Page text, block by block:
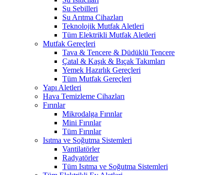
Su Sebilleri
Su Arıtma Cihazları
Teknolojik Mutfak Aletleri
Tüm Elektrikli Mutfak Aletleri
Mutfak Gereçleri
Tava & Tencere & Düdüklü Tencere
Çatal & Kaşık & Bıçak Takımları
Yemek Hazırlık Gereçleri
Tüm Mutfak Gereçleri
Yapı Aletleri
Hava Temizleme Cihazları
Fırınlar
Mikrodalga Fırınlar
Mini Fırınlar
Tüm Fırınlar
Isıtma ve Soğutma Sistemleri
Vantilatörler
Radyatörler
Tüm Isıtma ve Soğutma Sistemleri